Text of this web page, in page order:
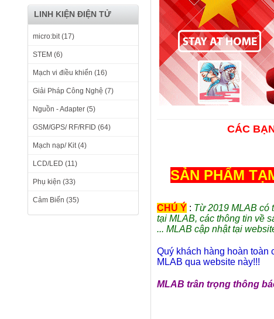
LINH KIỆN ĐIỆN TỬ
micro:bit (17)
STEM (6)
Mạch vi điều khiển (16)
Giải Pháp Công Nghệ (7)
Nguồn - Adapter (5)
GSM/GPS/ RF/RFID (64)
Mạch nạp/ Kit (4)
LCD/LED (11)
Phụ kiện (33)
Cảm Biến (35)
CÁC
SẢN PHẨM
CHÚ Ý : Từ 2019 MLAB có
tại MLAB, các thông tin về
... MLAB cập nhật tại
Quý khách hàng hoàn toàn
MLAB qua website này!!!
MLAB trân trọng thông